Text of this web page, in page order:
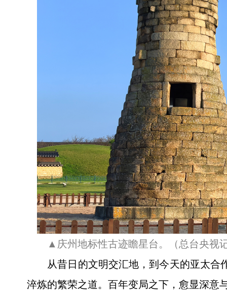
▲庆州地标性古迹瞻星台。（总台央视
从昔日的文明交汇地，到今天的亚太合
淬炼的繁荣之道。百年变局之下，愈显深意